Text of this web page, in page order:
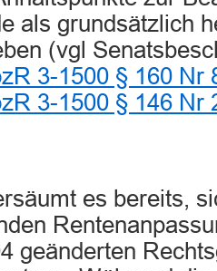
als grundsätzlich
(vgl
3-1500 § 160 Nr
3-1500 § 146 Nr
es bereits,
geänderten